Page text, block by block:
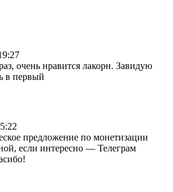
очень нравится лакорн. Завидую
в первый
предложение по монетизации
если интересно — Телеграм